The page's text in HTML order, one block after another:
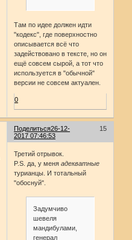
Там по идее должен идти
"кодекс", где поверхностно
описывается всё что
задействовано в тексте, но он
ещё совсем сырой, а тот что
используется в "обычной"
версии не совсем актуален.
0
Поделиться 15
26-12-
2017 07:46:53
Третий отрывок.
P.S. да, у меняадекватные
турианцы. И тотальный
"обоснуй".
Задумчиво
шевеля
мандибулами,
генерал